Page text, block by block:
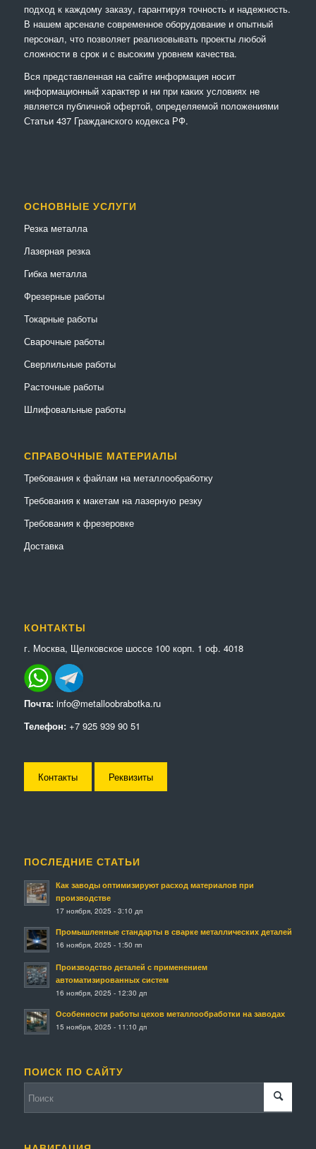
подход к каждому заказу, гарантируя точность и надежность.
В нашем арсенале современное оборудование и опытный
персонал, что позволяет реализовывать проекты любой
сложности в срок и с высоким уровнем качества.
Вся представленная на сайте информация носит
информационный характер и ни при каких условиях не
является публичной офертой, определяемой положениями
Статьи 437 Гражданского кодекса РФ.
ОСНОВНЫЕ УСЛУГИ
Резка металла
Лазерная резка
Гибка металла
Фрезерные работы
Токарные работы
Сварочные работы
Сверлильные работы
Расточные работы
Шлифовальные работы
СПРАВОЧНЫЕ МАТЕРИАЛЫ
Требования к файлам на металлообработку
Требования к макетам на лазерную резку
Требования к фрезеровке
Доставка
КОНТАКТЫ
г. Москва, Щелковское шоссе 100 корп. 1 оф. 4018
Почта: info@metalloobrabotka.ru
Телефон: +7 925 939 90 51
Контакты Реквизиты
ПОСЛЕДНИЕ СТАТЬИ
Как заводы оптимизируют расход материалов при
производстве
17 ноября, 2025 - 3:10 дп
Промышленные стандарты в сварке металлических деталей
16 ноября, 2025 - 1:50 пп
Производство деталей с применением
автоматизированных систем
16 ноября, 2025 - 12:30 дп
Особенности работы цехов металлообработки на заводах
15 ноября, 2025 - 11:10 дп
ПОИСК ПО САЙТУ